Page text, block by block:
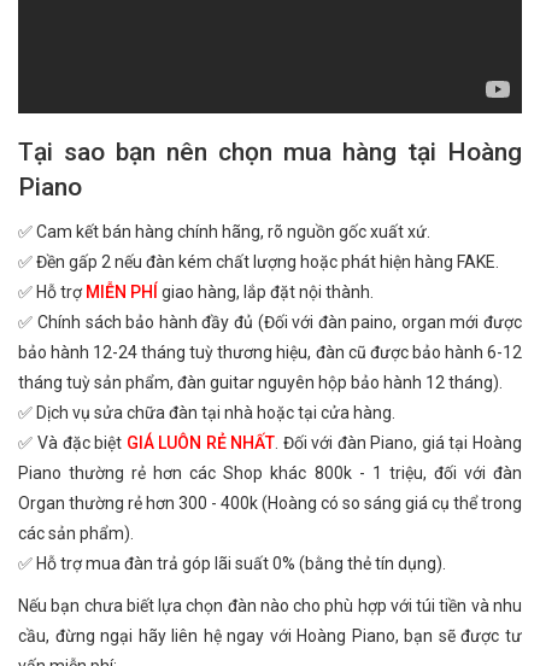
Tại sao bạn nên chọn mua hàng tại Hoàng
Piano
✅ Cam kết bán hàng chính hãng, rõ nguồn gốc xuất xứ.
✅ Đền gấp 2 nếu đàn kém chất lượng hoặc phát hiện hàng FAKE.
✅ Hỗ trợ MIỄN PHÍ giao hàng, lắp đặt nội thành.
✅ Chính sách bảo hành đầy đủ (Đối với đàn paino, organ mới được
bảo hành 12-24 tháng tuỳ thương hiệu, đàn cũ được bảo hành 6-12
tháng tuỳ sản phẩm, đàn guitar nguyên hộp bảo hành 12 tháng).
✅ Dịch vụ sửa chữa đàn tại nhà hoặc tại cửa hàng.
✅ Và đặc biệt GIÁ LUÔN RẺ NHẤT . Đối với đàn Piano, giá tại Hoàng
Piano thường rẻ hơn các Shop khác 800k - 1 triệu, đối với đàn
Organ thường rẻ hơn 300 - 400k (Hoàng có so sáng giá cụ thể trong
các sản phẩm).
✅ Hỗ trợ mua đàn trả góp lãi suất 0% (bằng thẻ tín dụng).
Nếu bạn chưa biết lựa chọn đàn nào cho phù hợp với túi tiền và nhu
cầu, đừng ngại hãy liên hệ ngay với Hoàng Piano, bạn sẽ được tư